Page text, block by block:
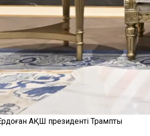
АҚШ президенті Трампты